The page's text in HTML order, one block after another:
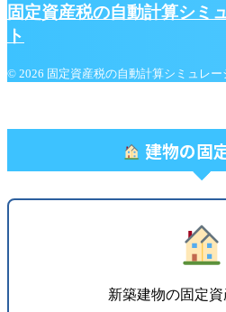
固定資産税の自動計算シミ
ト
© 2026 固定資産税の自動計算シミュレー
建物の固
新築建物の固定